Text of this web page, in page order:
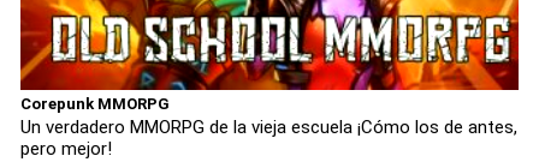
Corepunk MMORPG
Un verdadero MMORPG de la vieja escuela ¡Cómo los de antes,
pero mejor!